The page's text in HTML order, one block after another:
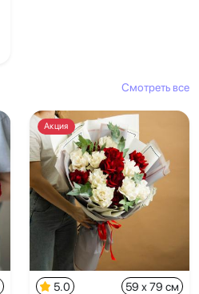
Смотреть все
Акция
5.0 59 x 79 см